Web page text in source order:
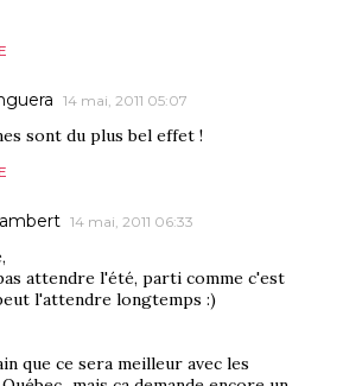
14 mai, 2011 05:07
sont du plus bel effet !
14 mai, 2011 06:33
attendre l'été, parti comme c'est
l'attendre longtemps :)
que ce sera meilleur avec les